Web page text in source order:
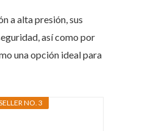
a alta presión, sus
así como por
una opción ideal para
NO. 3